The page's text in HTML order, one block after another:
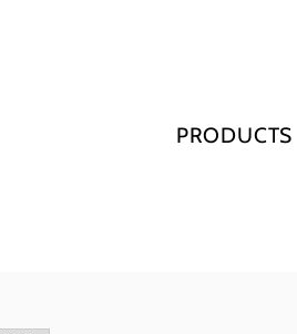
PRODUCTS